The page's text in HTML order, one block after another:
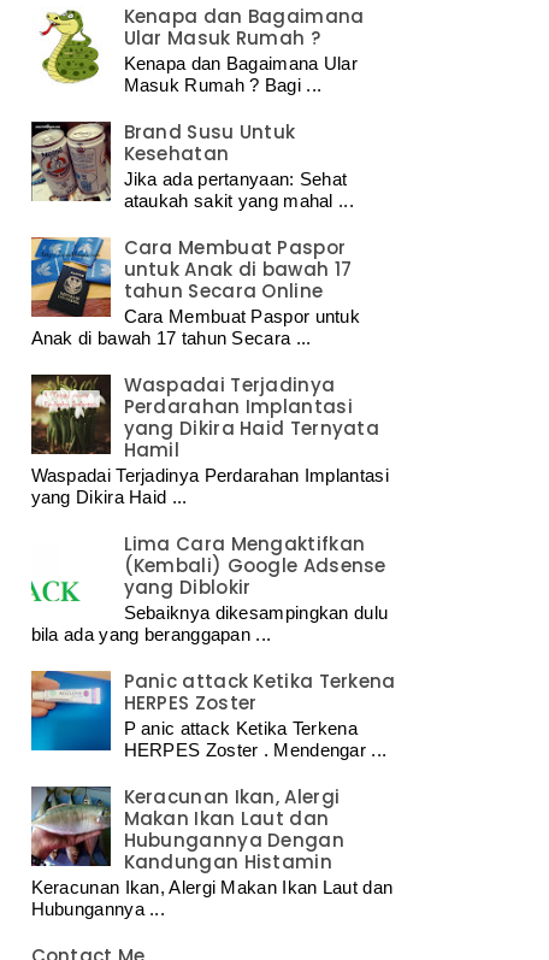
Kenapa dan Bagaimana
Ular Masuk Rumah ?
Kenapa dan Bagaimana Ular
Masuk Rumah ? Bagi ...
Brand Susu Untuk
Kesehatan
Jika ada pertanyaan: Sehat
ataukah sakit yang mahal ...
Cara Membuat Paspor
untuk Anak di bawah 17
tahun Secara Online
Cara Membuat Paspor untuk
Anak di bawah 17 tahun Secara ...
Waspadai Terjadinya
Perdarahan Implantasi
yang Dikira Haid Ternyata
Hamil
Waspadai Terjadinya Perdarahan Implantasi
yang Dikira Haid ...
Lima Cara Mengaktifkan
(Kembali) Google Adsense
yang Diblokir
Sebaiknya dikesampingkan dulu
bila ada yang beranggapan ...
Panic attack Ketika Terkena
HERPES Zoster
P anic attack Ketika Terkena
HERPES Zoster . Mendengar ...
Keracunan Ikan, Alergi
Makan Ikan Laut dan
Hubungannya Dengan
Kandungan Histamin
Keracunan Ikan, Alergi Makan Ikan Laut dan
Hubungannya ...